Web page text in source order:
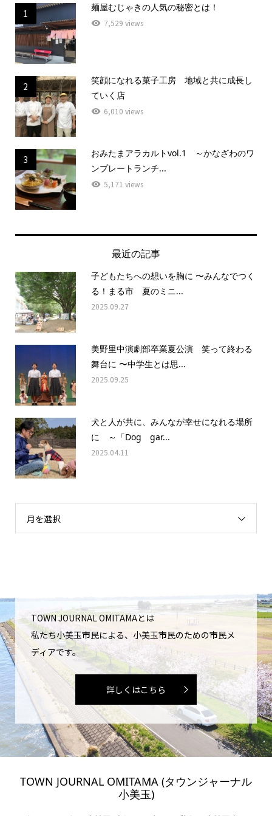
1
麺屋むじゃきの人気の秘密とは！
7,529 views
2
笑顔になれる菓子工房 地域と共に成長し
ていく店
6,010 views
3
おみたまアラカルトvol.1 ～かなざわのワ
ンプレートランチ...
5,171 views
最近の記事
子どもたちへの想いを胸に 〜みんなでつく
る！まる市 夏のミニ...
2025.09.27
美野里中演劇部卒業夏公演 笑って終わる
舞台に 〜中学生とは思...
2025.09.25
犬と人が共に、みんなが幸せになれる場所
に ～「Dog gar...
2025.04.11
月を選択
TOWN JOURNAL OMITAMAとは
私たち小美玉市民による、小美玉市民のための市民メ
ディアです。
詳しくはこちら
TOWN JOURNAL OMITAMA (タウンジャーナル
小美玉)